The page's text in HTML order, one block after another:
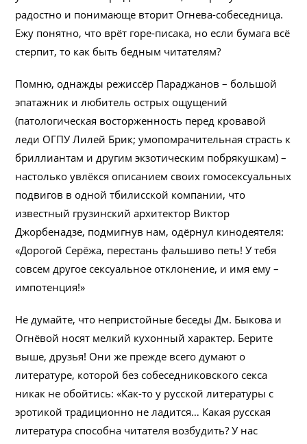
радостно и понимающе вторит Огнева-собеседница.
Ежу понятно, что врёт горе-писака, но если бумага всё
стерпит, то как быть бедным читателям?
Помню, однажды режиссёр Параджанов – большой
эпатажник и любитель острых ощущений
(патологическая восторженность перед кровавой
леди ОГПУ Лилей Брик; умопомрачительная страсть к
бриллиантам и другим экзотическим побрякушкам) –
настолько увлёкся описанием своих гомосексуальных
подвигов в одной тбилисской компании, что
известный грузинский архитектор Виктор
Джорбенадзе, подмигнув нам, одёрнул кинодеятеля:
«Дорогой Серёжа, перестань фальшиво петь! У тебя
совсем другое сексуальное отклонение, и имя ему –
импотенция!»
Не думайте, что непристойные беседы Дм. Быкова и
Огнёвой носят мелкий кухонный характер. Берите
выше, друзья! Они же прежде всего думают о
литературе, которой без собеседниковского секса
никак не обойтись: «Как-то у русской литературы с
эротикой традиционно не ладится… Какая русская
литература способна читателя возбудить? У нас